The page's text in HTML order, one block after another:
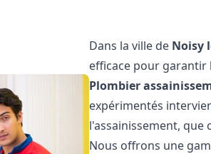
Dans la ville de Noisy
efficace pour garantir
Plombier
expérimentés
l'assainissement, que
Nous offrons une